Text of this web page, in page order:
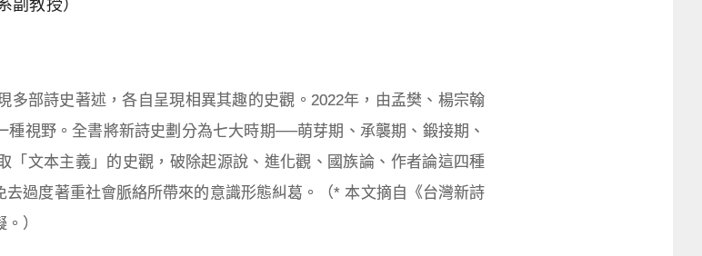
副教授）
多部詩史著述，各自呈現相異其趣的史觀。2022年，由孟樊、楊宗翰
視野。全書將新詩史劃分為七大時期──萌芽期、承襲期、鍛接期、
「文本主義」的史觀，破除起源說、進化觀、國族論、作者論這四種
去過度著重社會脈絡所帶來的意識形態糾葛。（* 本文摘自《台灣新詩
）